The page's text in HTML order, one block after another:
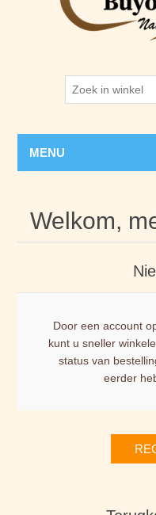
MENU
Welkom,
Door een account
kunt u sneller
status van
eerder